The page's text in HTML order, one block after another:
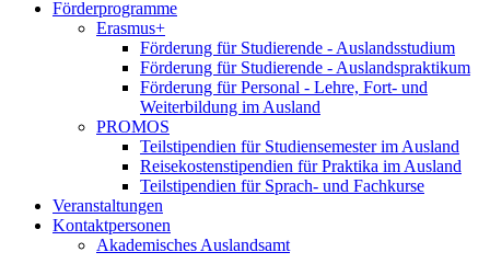
Förderprogramme
Erasmus+
Förderung für Studierende - Auslandsstudium
Förderung für Studierende - Auslandspraktikum
Förderung für Personal - Lehre, Fort- und
Weiterbildung im Ausland
PROMOS
Teilstipendien für Studiensemester im Ausland
Reisekostenstipendien für Praktika im Ausland
Teilstipendien für Sprach- und Fachkurse
Veranstaltungen
Kontaktpersonen
Akademisches Auslandsamt